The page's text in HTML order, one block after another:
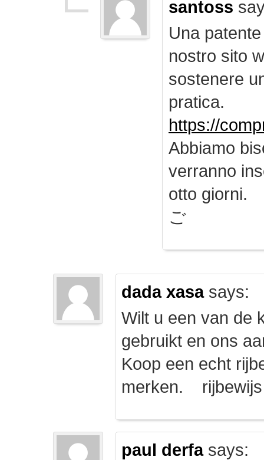
santoss
Una
nostro sito
sostenere
pratica.
https://
Abbiamo
verranno
otto giorni.
ご
dada xasasays:
Wilt u een van de
gebruikt en ons
Koop een echt
merken.
paul derfasays: